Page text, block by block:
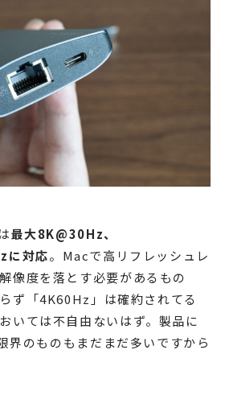
最大8K@30Hz、
に対応。Macで高リフレッシュレ
像度を落とす必要があるもの
ず「4K60Hz」は確約されてる
いては不自由ないはず。製品に
界のものもまだまだ多いですから